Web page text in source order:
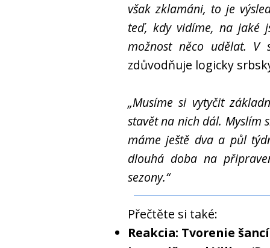
však zklamáni, to je
teď, kdy vidíme, na jaké
možnost něco udělat. V
zdůvodňuje logicky
„Musíme si vytyčit
stavět na nich dál. Myslím
máme ještě dva a půl
dlouhá doba na
sezony.“
Přečtěte si také:
Reakcia: Tvorenie šancí